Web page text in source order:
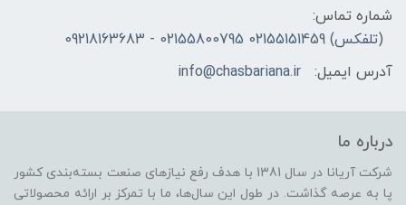
شماره تماس:
(تلفکس) 02155151459 02155800795 - 09218163683
آدرس ایمیل:
info@chasbariana.ir
درباره ما
شرکت آریانا در سال 1381 با هدف رفع نیازهای صنعت بسته‌بندی کشور
پا به عرصه گذاشت. در طول این سال‌ها، ما با تمرکز بر ارائه محصولاتی